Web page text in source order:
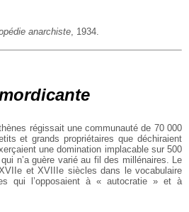
anarchiste , 1934.
régissait une communauté de 70 000
et grands propriétaires que déchiraient
une domination implacable sur 500
n’a guère varié au fil des millénaires. Le
et XVIIIe siècles dans le vocabulaire
qui l’opposaient à « autocratie » et à